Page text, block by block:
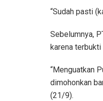
“Sudah pasti
Sebelumnya,
karena
“Menguatkan
dimohonkan
(21/9).